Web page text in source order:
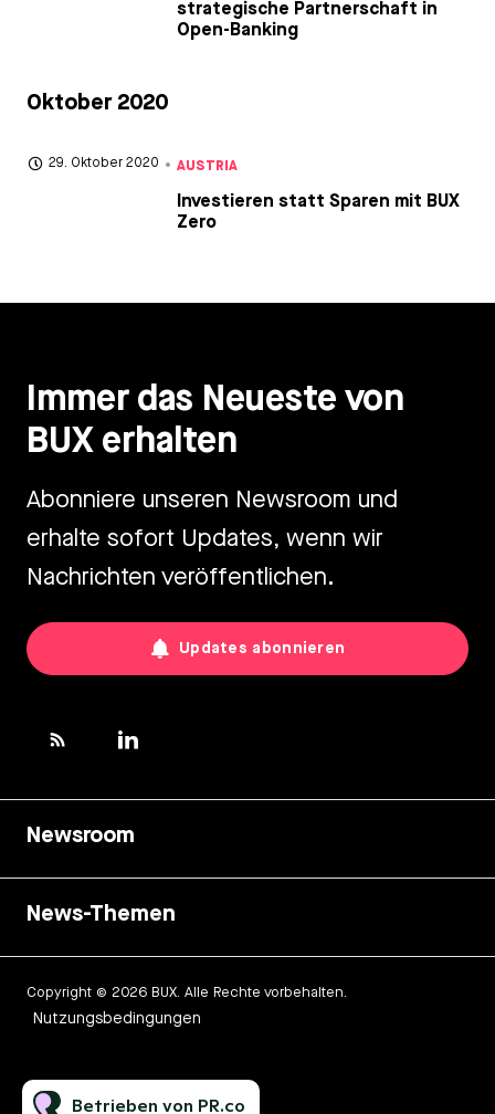
strategische Partnerschaft in
Open-Banking
Oktober 2020
29. Oktober 2020 AUSTRIA
Investieren statt Sparen mit BUX
Zero
Immer das Neueste von
BUX erhalten
Abonniere unseren Newsroom und
erhalte sofort Updates, wenn wir
Nachrichten veröffentlichen.
Updates abonnieren
Newsroom
News-Themen
Copyright © 2026 BUX. Alle Rechte vorbehalten.
Nutzungsbedingungen
Betrieben von PR.co